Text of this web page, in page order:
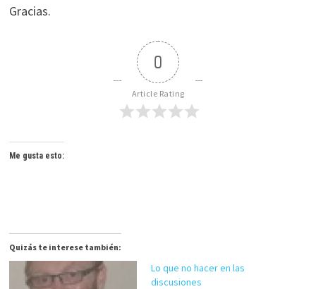
Gracias.
0
Article Rating
Me gusta esto:
Quizás te interese también:
Lo que no hacer en las
discusiones